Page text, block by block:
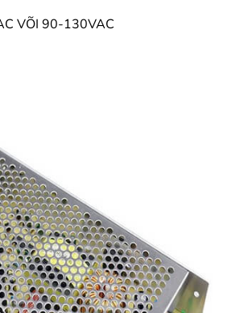
VÕI 90-130VAC